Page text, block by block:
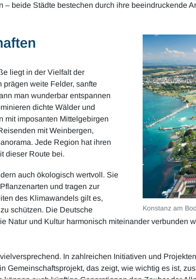
– beide Städte bestechen durch ihre beeindruckende
Konstanz am
liegt in der Vielfalt der
prägen weite Felder, sanfte
man wunderbar entspannen
dichte Wälder und
mit imposanten Mittelgebirgen
mit Weinbergen,
Jede Region hat ihren
dieser Route bei.
auch ökologisch wertvoll. Sie
und tragen zur
des Klimawandels gilt es,
schützen. Die Deutsche
Natur und Kultur harmonisch miteinander verbunden
In zahlreichen Initiativen und
Gemeinschaftsprojekt, das zeigt, wie wichtig es ist,